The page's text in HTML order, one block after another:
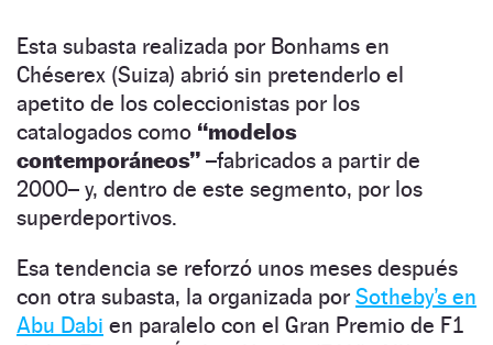
Esta subasta realizada por Bonhams en
Chéserex (Suiza) abrió sin pretenderlo el
apetito de los coleccionistas por los
catalogados como “modelos
contemporáneos” –fabricados a partir de
2000– y, dentro de este segmento, por los
superdeportivos.
Esa tendencia se reforzó unos meses después
con otra subasta, la organizada por Sotheby’s en
Abu Dabi en paralelo con el Gran Premio de F1